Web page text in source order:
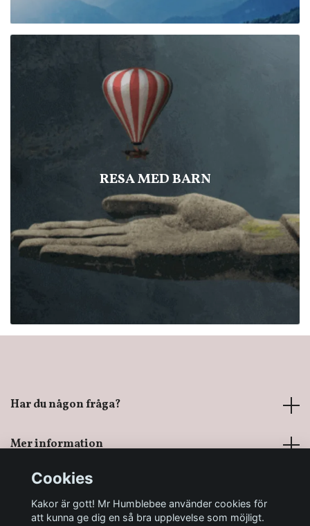
RESA MED BARN
Har du någon fråga?
Mer information
Sociala medier
Cookies
Kakor är gott! Mr Humblebee använder cookies för
att kunna ge dig en så bra upplevelse som möjligt.